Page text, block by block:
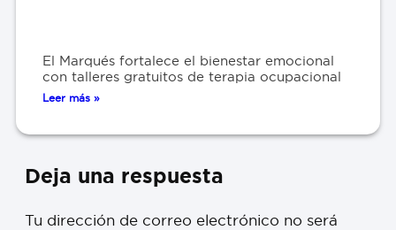
El Marqués fortalece el bienestar emocional
con talleres gratuitos de terapia ocupacional
Leer más »
Deja una respuesta
Tu dirección de correo electrónico no será